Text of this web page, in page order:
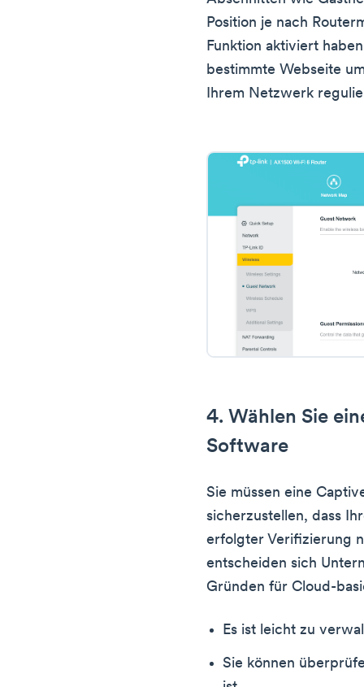
Position je nach
Funktion aktiviert
bestimmte Webseite
Ihrem Netzwerk
4. Wählen Sie
Software
Sie müssen eine
sicherzustellen, dass
erfolgter Verifizierung
entscheiden sich
Gründen für Cloud-
Es ist leicht zu
Sie können